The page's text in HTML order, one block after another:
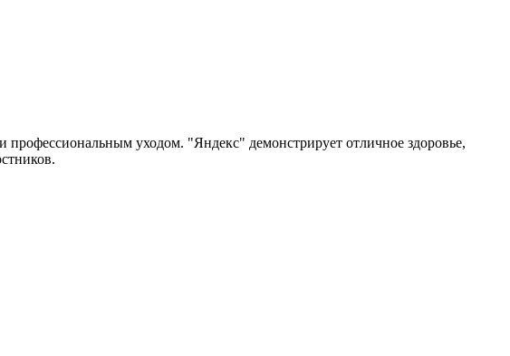
уходом. "Яндекс" демонстрирует отличное здоровье,